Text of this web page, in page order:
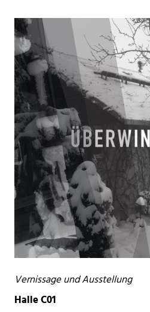
Vernissage und Ausstellung
Halle C01